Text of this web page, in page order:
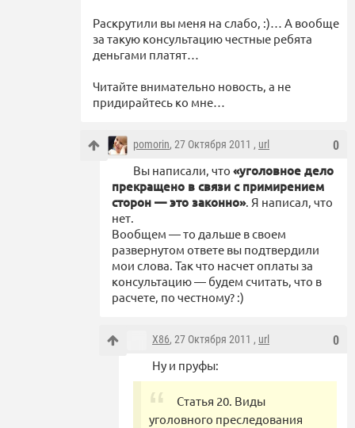
Раскрутили вы меня на слабо, :)… А вообще
за такую консультацию честные ребята
деньгами платят…
Читайте внимательно новость, а не
придирайтесь ко мне…
0
pomorin, 27 Октября 2011 , url
Вы написали, что «уголовное дело
прекращено в связи с примирением
сторон — это законно». Я написал, что
нет.
Вообщем — то дальше в своем
развернутом ответе вы подтвердили
мои слова. Так что насчет оплаты за
консультацию — будем считать, что в
расчете, по честному? :)
0
X86, 27 Октября 2011 , url
Ну и пруфы:
Статья 20. Виды
уголовного преследования